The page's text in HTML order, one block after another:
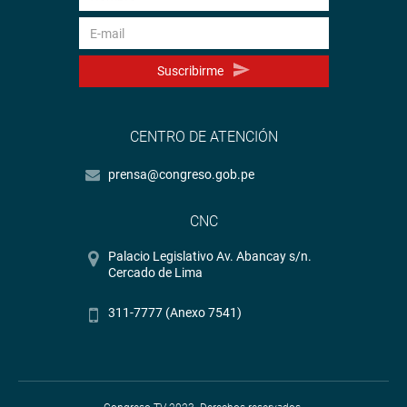
https://soundcloud.com/radiocongreso>
Sistema de Archivo Fotográfico (SAF):
http://www4.congreso.gob.pe/fotografia.asp
Suscribirme
CENTRO DE ATENCIÓN
prensa@congreso.gob.pe
CNC
Palacio Legislativo Av. Abancay s/n.
Cercado de Lima
311-7777 (Anexo 7541)